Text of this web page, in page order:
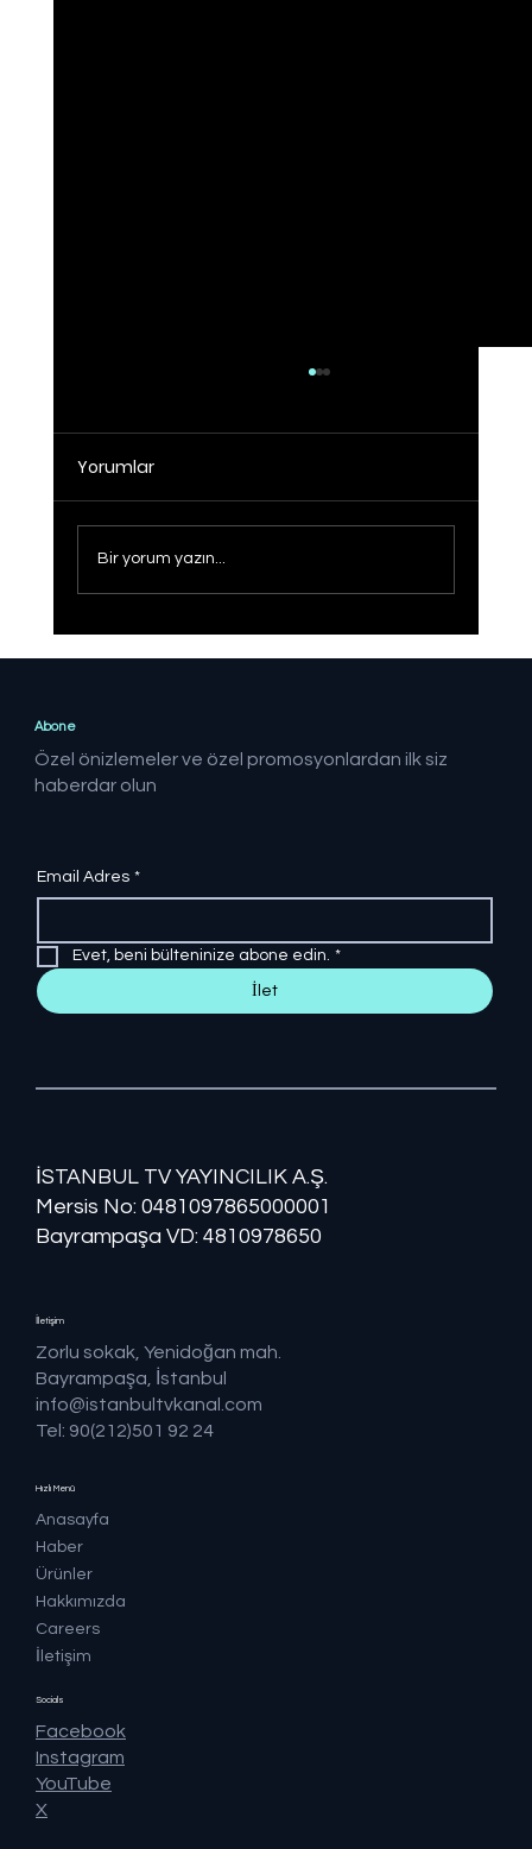
Yorumlar
Bir yorum yazın...
Abone
Özel önizlemeler ve özel promosyonlardan ilk siz
haberdar olun
Email Adres *
Evet, beni bülteninize abone edin. *
İlet
İSTANBUL TV YAYINCILIK A.Ş.
Mersis No: ​​0481097865000001
Bayrampaşa VD: 4810978650
Hızlı Menü
Anasayfa
Haber
Ürünler
Hakkımızda
Careers
İletişim
İletişim
Zorlu sokak, Yenidoğan mah.
Bayrampaşa, İstanbul
info@istanbultvkanal.com
Tel: 90(212)501 92 24
Socials
Facebook
Instagram
YouTube
X